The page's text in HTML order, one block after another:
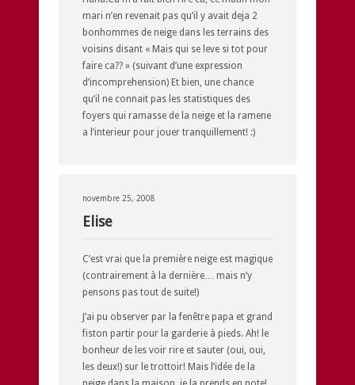
mari n’en revenait pas qu’il y avait deja 2
bonhommes de neige dans les terrains des
voisins disant « Mais qui se leve si tot pour
faire ca?? » (suivant d’une expression
d’incomprehension) Et bien, une chance
qu’il ne connait pas les statistiques des
foyers qui ramasse de la neige et la ramene
a l’interieur pour jouer tranquillement! :)
novembre 25, 2008
Elise
C’est vrai que la première neige est magique
(contrairement à la dernière… mais n’y
pensons pas tout de suite!)
J’ai pu observer par la fenêtre papa et grand
fiston partir pour la garderie à pieds. Ah! le
bonheur de les voir rire et sauter (oui, oui,
les deux!) sur le trottoir! Mais l’idée de la